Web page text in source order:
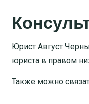
Юрист Август
юриста в правом
Также можно